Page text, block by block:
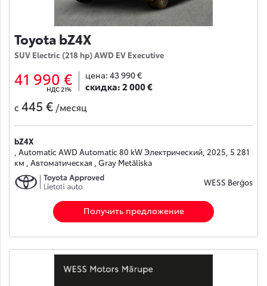
Toyota bZ4X
SUV Electric (218 hp) AWD EV Executive
41 990 €
НДС 21%
цена: 43 990 €
скидка:2 000 €
с 445 € /месяц
bZ4X
, Automatic AWD Automatic 80 kW Электрический, 2025, 5 281
км , Автоматическая , Gray Metāliska
WESS Berģos
Получить предложение